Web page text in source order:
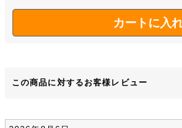
この商品に対するお客様レビュー